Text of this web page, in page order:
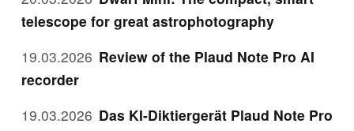
telescope for great astrophotography
19.03.2026 Review of the Plaud Note Pro AI
recorder
19.03.2026 Das KI-Diktiergerät Plaud Note Pro